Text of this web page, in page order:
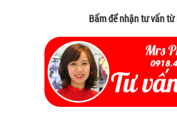
Bấm để nhận tư vấn